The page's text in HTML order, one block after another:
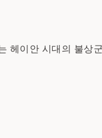
헤이안 시대의 불